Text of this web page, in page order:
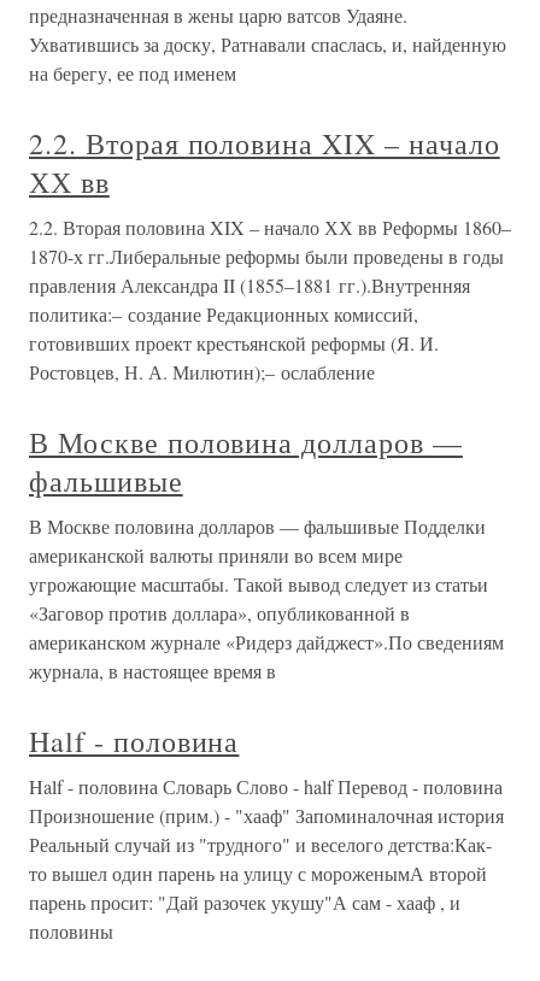
предназначенная в жены царю ватсов Удаяне.
Ухватившись за доску, Ратнавали спаслась, и, найденную
на берегу, ее под именем
2.2. Вторая половина XIX – начало
ХХ вв
2.2. Вторая половина XIX – начало ХХ вв Реформы 1860–
1870-х гг.Либеральные реформы были проведены в годы
правления Александра II (1855–1881 гг.).Внутренняя
политика:– создание Редакционных комиссий,
готовивших проект крестьянской реформы (Я. И.
Ростовцев, Н. А. Милютин);– ослабление
В Москве половина долларов —
фальшивые
В Москве половина долларов — фальшивые Подделки
американской валюты приняли во всем мире
угрожающие масштабы. Такой вывод следует из статьи
«Заговор против доллара», опубликованной в
американском журнале «Ридерз дайджест».По сведениям
журнала, в настоящее время в
Half - половина
Half - половина Словарь Слово - half Перевод - половина
Произношение (прим.) - "хааф" Запоминалочная история
Реальный случай из "трудного" и веселого детства:Как-
то вышел один парень на улицу с мороженымА второй
парень просит: "Дай разочек укушу"А сам - хааф , и
половины